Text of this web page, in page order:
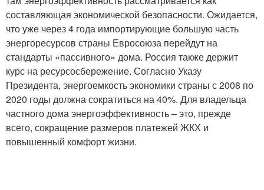
составляющая экономической безопасности. Ожидается,
что уже через 4 года импортирующие большую часть
энергоресурсов страны Евросоюза перейдут на
стандарты «пассивного» дома. Россия также держит
курс на ресурсосбережение. Согласно Указу
Президента, энергоемкость экономики страны с 2008 по
2020 годы должна сократиться на 40%. Для владельца
частного дома энергоэффективность – это, прежде
всего, сокращение размеров платежей ЖКХ и
повышенный комфорт жизни.